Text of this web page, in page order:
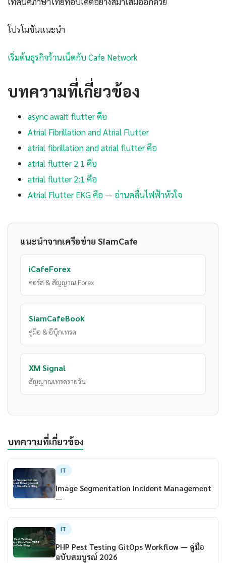
โปรโมชันแนะนำ
เริ่มต้นธุรกิจร้านเน็ตกับ Cafe Network
บทความที่เกี่ยวข้อง
async await flutter คือ
Atrial Fibrillation and Atrial Flutter
atrial fibrillation and atrial flutter คือ
atrial flutter 2 1 คือ
atrial flutter 2:1 คือ
Atrial Flutter EKG คือ — อ่านคลื่นไฟฟ้าหัวใจ
แนะนำจากเครือข่าย SiamCafe
iCafeForex
คอร์ส & สัญญาณ Forex
SiamCafeBook
คู่มือ & อีบุ๊กเทรด
XM Signal
สัญญาณเทรดรายวัน
บทความที่เกี่ยวข้อง
IT
Image Segmentation Incident Management
—
IT
PHP Pest Testing GitOps Workflow — คู่มือ
ฉบับสมบูรณ์ 2026